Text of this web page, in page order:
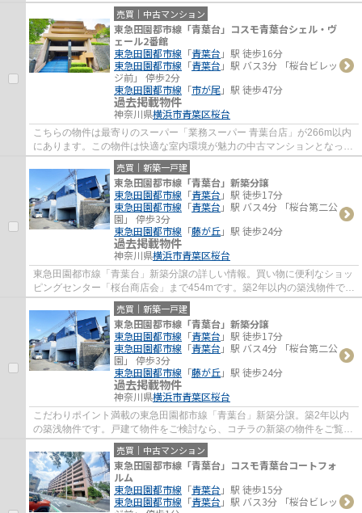
ンにどんな人が住んでいるのかも中古マンショ...
売買｜中古マンション
東急田園都市線「青葉台」コスモ青葉台シェル・ヴ
ェール2番館
東急田園都市線 「青葉台 」駅 徒歩16分
東急田園都市線 「青葉台 」駅 バス3分 「桜台ビレッ
ジ前」 停歩2分
東急田園都市線 「市が尾」駅 徒歩47分
過去掲載物件
神奈川県横浜市青葉区桜台
こちらの物件は最寄りのスーパー「業務スーパー 青葉台店」が266m以内
にあります。この物件は快適な室内環境が魅力の中古マンションとなって
います。一生に一度の大きな買い物である不...
売買｜新築一戸建
東急田園都市線「青葉台」新築分譲
東急田園都市線 「青葉台 」駅 徒歩17分
東急田園都市線 「青葉台 」駅 バス4分 「桜台第二公
園」 停歩3分
東急田園都市線 「藤が丘」駅 徒歩24分
過去掲載物件
神奈川県横浜市青葉区桜台
東急田園都市線「青葉台」新築分譲の詳しい情報。買い物に便利なショッ
ピングセンター「桜台商店会」まで454mです。築2年以内の築浅物件で
す。新築戸建ての物件は、室内のレイアウトも...
売買｜新築一戸建
東急田園都市線「青葉台」新築分譲
東急田園都市線 「青葉台 」駅 徒歩17分
東急田園都市線 「青葉台 」駅 バス4分 「桜台第二公
園」 停歩3分
東急田園都市線 「藤が丘」駅 徒歩24分
過去掲載物件
神奈川県横浜市青葉区桜台
こだわりポイント満載の東急田園都市線「青葉台」新築分譲。築2年以内
の築浅物件です。戸建て物件をご検討なら、コチラの新築の物件をご覧く
ださい。不動産の購入は大きなお買い物です...
売買｜中古マンション
東急田園都市線「青葉台」コスモ青葉台コートフォ
ルム
東急田園都市線 「青葉台 」駅 徒歩15分
東急田園都市線 「青葉台 」駅 バス3分 「桜台ビレッ